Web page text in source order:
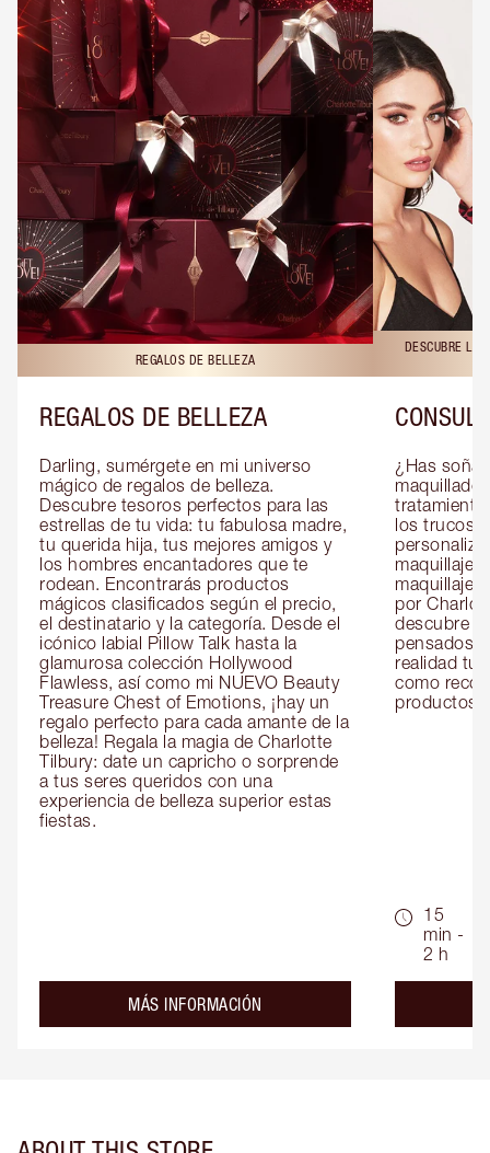
REGALOS DE BELLEZA
REGALOS DE BELLEZA
Darling, sumérgete en mi universo
mágico de regalos de belleza.
Descubre tesoros perfectos para las
estrellas de tu vida: tu fabulosa madre,
tu querida hija, tus mejores amigos y
los hombres encantadores que te
rodean. Encontrarás productos
mágicos clasificados según el precio,
el destinatario y la categoría. Desde el
icónico labial Pillow Talk hasta la
glamurosa colección Hollywood
Flawless, así como mi NUEVO Beauty
Treasure Chest of Emotions, ¡hay un
regalo perfecto para cada amante de la
belleza! Regala la magia de Charlotte
Tilbury: date un capricho o sorprende
a tus seres queridos con una
experiencia de belleza superior estas
fiestas.
MÁS INFORMACIÓN
DESCUBRE
¿Has
los
maquillaje
maquillaje
por
descubre
pensados
realidad
como
productos
15
min -
2 h